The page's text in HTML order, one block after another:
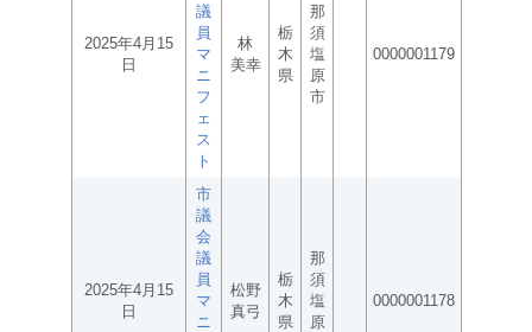
2025年4月15
日
議
員
マ
ニ
フ
ェ
ス
ト
林
美幸
栃
木
県
那
須
塩
原
市
0000001179
2025年4月15
日
市
議
会
議
員
マ
ニ
松野
真弓
栃
木
県
那
須
塩
原
0000001178